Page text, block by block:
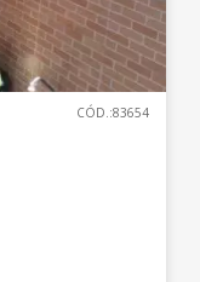
CÓD.:83654